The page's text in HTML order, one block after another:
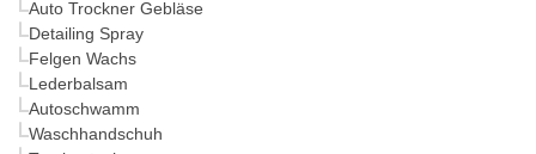
Auto Trockner Gebläse
Detailing Spray
Felgen Wachs
Lederbalsam
Autoschwamm
Waschhandschuh